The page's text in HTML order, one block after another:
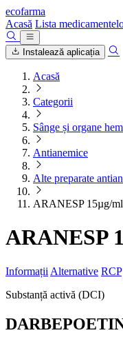
ecofarma
Acasă Lista
Instalează aplicația
Acasă
Categorii
Sânge și organe
Antianemice
Alte preparate
ARANESP 15µg/ml
ARANESP
Informații Alternative RCP
Substanță activă (DCI)